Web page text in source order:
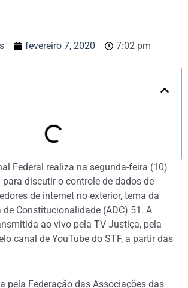
fevereiro 7, 2020
7:02 pm
Federal realiza na segunda-feira (10)
discutir o controle de dados de
de internet no exterior, tema da
Constitucionalidade (ADC) 51. A
ao vivo pela TV Justiça, pela
canal de YouTube do STF, a partir das
pela Federação das Associações das